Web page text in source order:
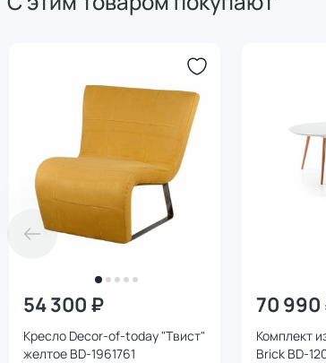
54 300 ₽
Кресло Decor-of-today "Твист"
желтое BD-1961761
70 990
Комплект
Brick BD-